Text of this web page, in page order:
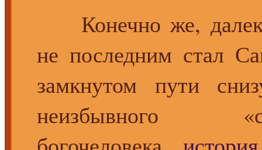
Конечно же,
не последним стал
замкнутом пути
неизбывного